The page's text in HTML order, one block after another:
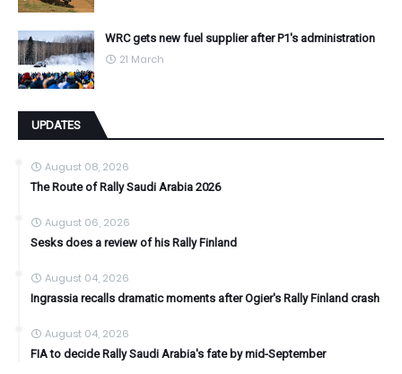
WRC gets new fuel supplier after P1's administration
21 March
UPDATES
August 08, 2026
The Route of Rally Saudi Arabia 2026
August 06, 2026
Sesks does a review of his Rally Finland
August 04, 2026
Ingrassia recalls dramatic moments after Ogier's Rally Finland crash
August 04, 2026
FIA to decide Rally Saudi Arabia's fate by mid-September